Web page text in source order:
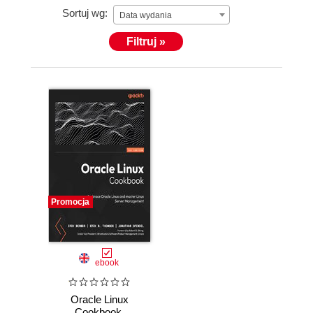
Sortuj wg: Data wydania
Filtruj »
Promocja
ebook
Oracle Linux